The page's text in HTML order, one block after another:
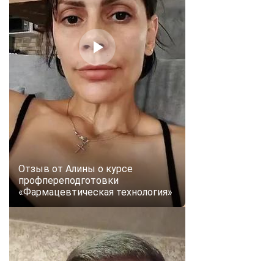
Отзыв от Алины о курсе
профпереподготовки
«Фармацевтическая технология»